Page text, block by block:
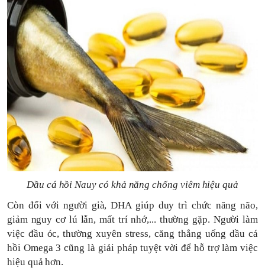
Dầu cá hồi Nauy có khả năng chống viêm hiệu quả
Còn đối với người già, DHA giúp duy trì chức năng não,
giảm nguy cơ lú lẫn, mất trí nhớ,... thường gặp. Người làm
việc đầu óc, thường xuyên stress, căng thẳng uống dầu cá
hồi Omega 3 cũng là giải pháp tuyệt vời để hỗ trợ làm việc
hiệu quả hơn.